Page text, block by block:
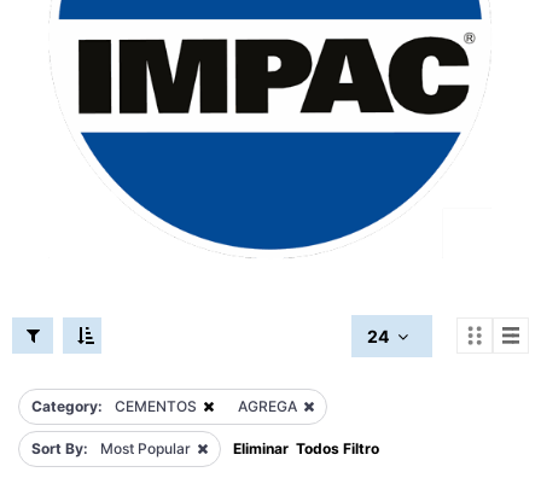
24
Category: CEMENTOS AGREGA
Sort By: Most Popular Eliminar Todos Filtro